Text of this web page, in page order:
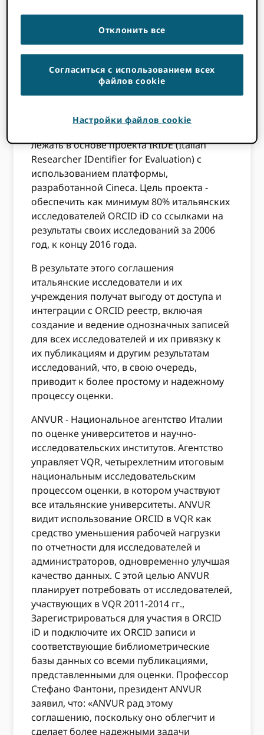
масштабе и подписал трехлетнее
соглашение о членстве в консорциуме с
ORCID. Под эгидой ANVUR и CRUI
университетов) первоначально в
консорциуме будут участвовать 70
исследовательских центра. Это
лежать в основе проекта IRIDE (Italian
Researcher IDentifier for Evaluation) с
использованием платформы,
разработанной Cineca. Цель проекта -
обеспечить как минимум 80% итальянских
исследователей ORCID iD со ссылками на
результаты своих исследований за 2006
год, к концу 2016 года.
В результате этого соглашения
итальянские исследователи и их
учреждения получат выгоду от доступа и
интеграции с ORCID реестр, включая
создание и ведение однозначных записей
для всех исследователей и их привязку к
их публикациям и другим результатам
исследований, что, в свою очередь,
приводит к более простому и надежному
процессу оценки.
ANVUR - Национальное агентство Италии
по оценке университетов и научно-
исследовательских институтов. Агентство
управляет VQR, четырехлетним итоговым
национальным исследовательским
процессом оценки, в котором участвуют
все итальянские университеты. ANVUR
видит использование ORCID в VQR как
средство уменьшения рабочей нагрузки
по отчетности для исследователей и
администраторов, одновременно улучшая
качество данных. С этой целью ANVUR
планирует потребовать от исследователей,
участвующих в VQR 2011-2014 гг.,
Зарегистрироваться для участия в ORCID
iD и подключите их ORCID записи и
соответствующие библиометрические
базы данных со всеми публикациями,
представленными для оценки. Профессор
Стефано Фантони, президент ANVUR
заявил, что: «ANVUR рад этому
соглашению, поскольку оно облегчит и
сделает более надежными задачи
Отклонить все
Согласиться с использованием всех
файлов cookie
Настройки файлов cookie